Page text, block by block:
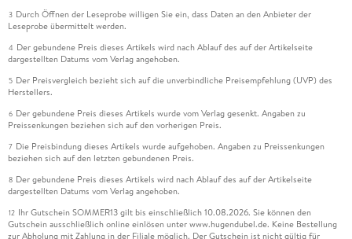
3 Durch Öffnen der Leseprobe willigen Sie ein, dass Daten an den Anbieter der
Leseprobe übermittelt werden.
4 Der gebundene Preis dieses Artikels wird nach Ablauf des auf der Artikelseite
dargestellten Datums vom Verlag angehoben.
5 Der Preisvergleich bezieht sich auf die unverbindliche Preisempfehlung (UVP) des
Herstellers.
6 Der gebundene Preis dieses Artikels wurde vom Verlag gesenkt. Angaben zu
Preissenkungen beziehen sich auf den vorherigen Preis.
7 Die Preisbindung dieses Artikels wurde aufgehoben. Angaben zu Preissenkungen
beziehen sich auf den letzten gebundenen Preis.
8 Der gebundene Preis dieses Artikels wird nach Ablauf des auf der Artikelseite
dargestellten Datums vom Verlag angehoben.
12 Ihr Gutschein SOMMER13 gilt bis einschließlich 10.08.2026. Sie können den
Gutschein ausschließlich online einlösen unter www.hugendubel.de. Keine Bestellung
zur Abholung mit Zahlung in der Filiale möglich. Der Gutschein ist nicht gültig für